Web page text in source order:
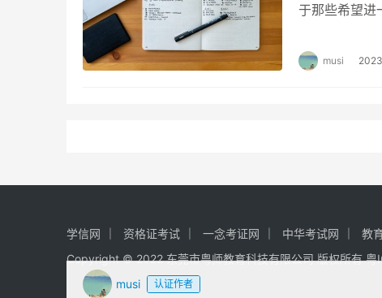
musi 认证作者
于那些希望进
musi
学信网 资格证考试 一念考证网 中华考试网
教
Copyright © 2022 东莞市粤师教育科技有限公司 版权所有粤